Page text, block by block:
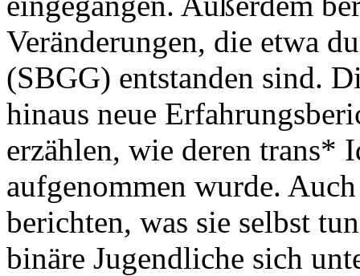
Veränderungen, die etwa
(SBGG) entstanden sind.
hinaus neue
erzählen, wie deren trans*
aufgenommen wurde.
berichten, was sie selbst
binäre Jugendliche sich